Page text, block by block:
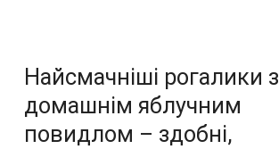
Найсмачніші рогалики з
домашнім яблучним
повидлом – здобні,